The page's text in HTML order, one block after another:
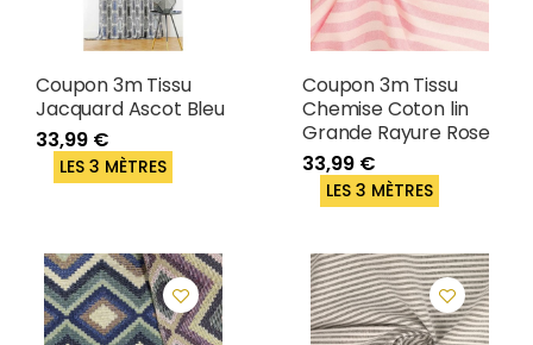
Coupon 3m Tissu
Jacquard Ascot Bleu
33,99 €
LES 3 MÈTRES
Coupon 3m Tissu
Chemise Coton lin
Grande Rayure Rose
33,99 €
LES 3 MÈTRES